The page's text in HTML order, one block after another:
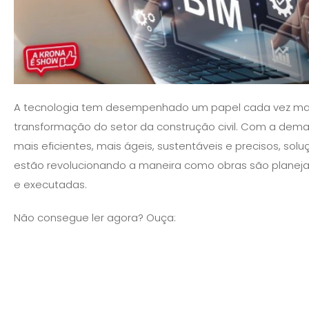
A tecnologia tem desempenhado um papel cada vez
transformação do setor da construção civil. Com a
mais eficientes, mais ágeis, sustentáveis e precisos,
estão revolucionando a maneira como obras são
e executadas.
Não consegue ler agora? Ouça: